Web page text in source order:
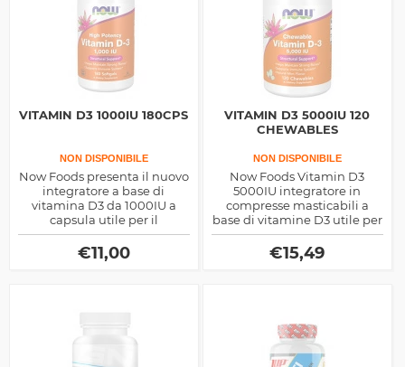
VITAMIN D3 1000IU 180CPS
NON DISPONIBILE
Now Foods presenta il nuovo
integratore a base di
vitamina D3 da 1000IU a
capsula utile per il
benessere del sistema
scheletrico
€11,00
VITAMIN D3 5000IU 120
CHEWABLES
NON DISPONIBILE
Now Foods Vitamin D3
5000IU integratore in
compresse masticabili a
base di vitamine D3 utile per
la calcificazione ossea e la
salute delle articolazioni
€15,49